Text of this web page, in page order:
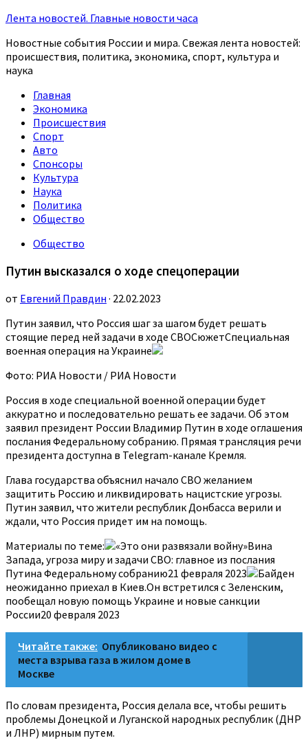
Лента новостей. Главные новости часа
Новостные события России и мира. Свежая лента новостей:
происшествия, политика, экономика, спорт, культура и
наука
Главная
Экономика
Происшествия
Спорт
Авто
Спонсоры
Культура
Наука
Политика
Общество
Общество
Путин высказался о ходе спецоперации
от Евгений Правдин · 22.02.2023
Путин заявил, что Россия шаг за шагом будет решать
стоящие перед ней задачи в ходе СВОСюжетСпециальная
военная операция на Украине
Фото: РИА Новости / РИА Новости
Россия в ходе специальной военной операции будет
аккуратно и последовательно решать ее задачи. Об этом
заявил президент России Владимир Путин в ходе оглашения
послания Федеральному собранию. Прямая трансляция речи
президента доступна в Telegram-канале Кремля.
Глава государства объяснил начало СВО желанием
защитить Россию и ликвидировать нацистские угрозы.
Путин заявил, что жители республик Донбасса верили и
ждали, что Россия придет им на помощь.
Материалы по теме:
«Это они развязали войну»Вина
Запада, угроза миру и задачи СВО: главное из послания
Путина Федеральному собранию21 февраля 2023
Байден
неожиданно приехал в Киев.Он встретился с Зеленским,
пообещал новую помощь Украине и новые санкции
России20 февраля 2023
Читайте также: Опубликовано видео с
места взрыва газа в жилом доме в
Москве
По словам президента, Россия делала все, чтобы решить
проблемы Донецкой и Луганской народных республик (ДНР
и ЛНР) мирным путем.